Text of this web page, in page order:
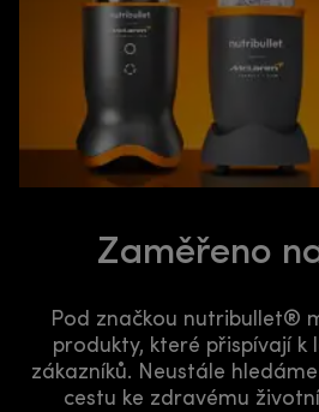
Zaměřeno
Pod značkou nutribullet®
produkty, které přispívají k
zákazníků. Neustále
cestu ke zdravému